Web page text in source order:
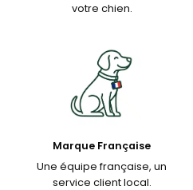
votre chien.
Marque Française
Une équipe française, un
service client local.